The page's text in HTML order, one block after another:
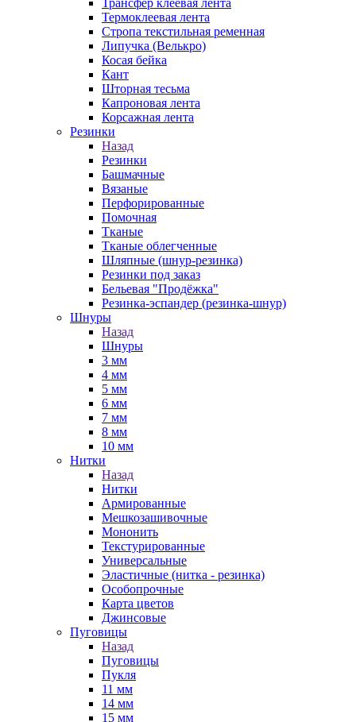
Трансфер клеевая лента
Термоклеевая лента
Стропа текстильная ременная
Липучка (Велькро)
Косая бейка
Кант
Шторная тесьма
Капроновая лента
Корсажная лента
Резинки
Назад
Резинки
Башмачные
Вязаные
Перфорированные
Помочная
Тканые
Тканые облегченные
Шляпные (шнур-резинка)
Резинки под заказ
Бельевая "Продёжка"
Резинка-эспандер (резинка-шнур)
Шнуры
Назад
Шнуры
3 мм
4 мм
5 мм
6 мм
7 мм
8 мм
10 мм
Нитки
Назад
Нитки
Армированные
Мешкозашивочные
Мононить
Текстурированные
Универсальные
Эластичные (нитка - резинка)
Особопрочные
Карта цветов
Джинсовые
Пуговицы
Назад
Пуговицы
Пукля
11 мм
14 мм
15 мм